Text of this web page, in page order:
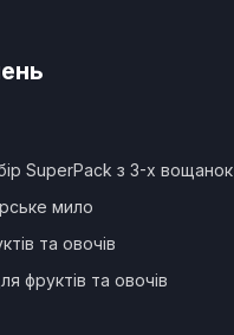
SuperPack з 3-х вощанок
мило
та овочів
фруктів та овочів